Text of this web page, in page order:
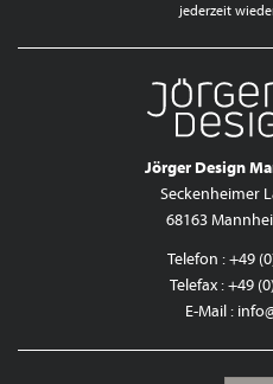
jederzeit
Jörger Design
Seckenheimer
68163
Telefon : +49
Telefax : +49
E-Mail :